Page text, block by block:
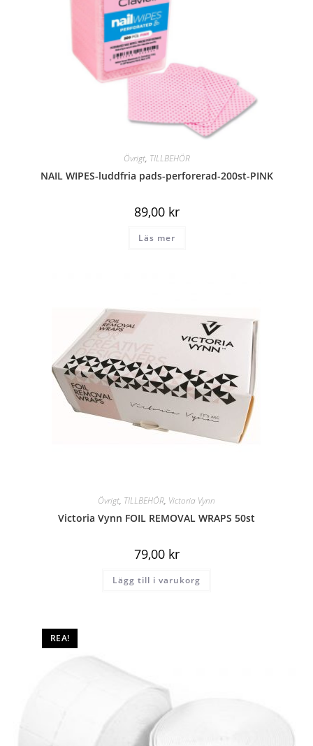
Övrigt, TILLBEHÖR
NAIL WIPES-luddfria pads-perforerad-200st-PINK
89,00 kr
Läs mer
Övrigt, TILLBEHÖR, Victoria Vynn
Victoria Vynn FOIL REMOVAL WRAPS 50st
79,00 kr
Lägg till i varukorg
REA!